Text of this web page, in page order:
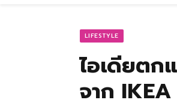
LIFESTYLE
ไอเดียตก
จาก IKEA